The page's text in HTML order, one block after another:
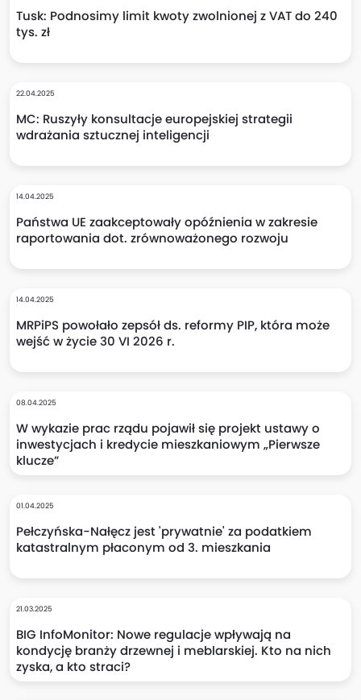
Tusk: Podnosimy limit kwoty zwolnionej z VAT do 240
tys. zł
22.04.2025
MC: Ruszyły konsultacje europejskiej strategii
wdrażania sztucznej inteligencji
14.04.2025
Państwa UE zaakceptowały opóźnienia w zakresie
raportowania dot. zrównoważonego rozwoju
14.04.2025
MRPiPS powołało zepsół ds. reformy PIP, która może
wejść w życie 30 VI 2026 r.
08.04.2025
W wykazie prac rządu pojawił się projekt ustawy o
inwestycjach i kredycie mieszkaniowym „Pierwsze
klucze”
01.04.2025
Pełczyńska-Nałęcz jest 'prywatnie' za podatkiem
katastralnym płaconym od 3. mieszkania
21.03.2025
BIG InfoMonitor: Nowe regulacje wpływają na
kondycję branży drzewnej i meblarskiej. Kto na nich
zyska, a kto straci?